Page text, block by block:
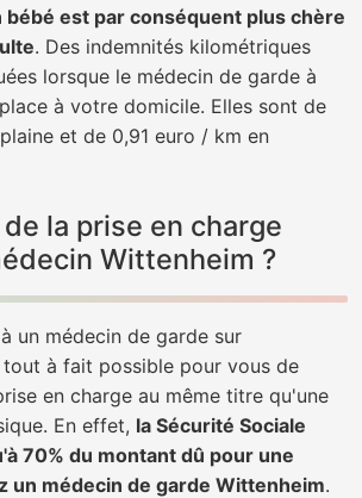
est par conséquent plus chère
. Des indemnités kilométriques
lorsque le médecin de garde à
à votre domicile. Elles sont de
et de 0,91 euro / km en
la prise en charge
Wittenheim ?
un médecin de garde sur
à fait possible pour vous de
en charge au même titre qu'une
En effet, la Sécurité Sociale
70% du montant dû pour une
un médecin de garde Wittenheim.